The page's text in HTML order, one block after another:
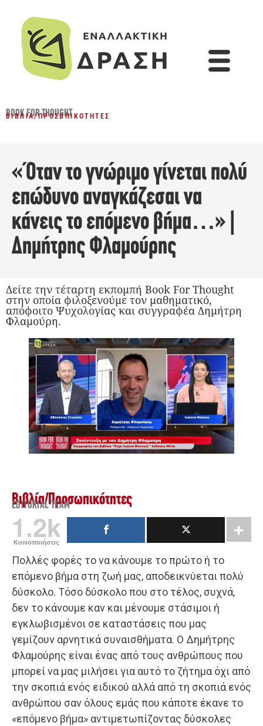
BOOK FOR THOUGHT
ΒΙΒΛΊΑ/ΠΡΟΣΩΠΙΚΌΤΗΤΕΣ
«Όταν το γνώριμο γίνεται πολύ
επώδυνο αναγκάζεσαι να
κάνεις το επόμενο βήμα…» |
Δημήτρης Φλαμούρης
Δείτε την τέταρτη εκπομπή Book For Thought
στην οποία φιλοξενούμε τον μαθηματικό,
απόφοιτο Ψυχολογίας και συγγραφέα Δημήτρη
Φλαμούρη.
Βιβλία/Προσωπικότητες
EDITORIAL TEAM
1.2k
Κοινοποιήσεις
Πολλές φορές το να κάνουμε το πρώτο ή το
επόμενο βήμα στη ζωή μας, αποδεικνύεται πολύ
δύσκολο. Τόσο δύσκολο που στο τέλος, συχνά,
δεν το κάνουμε καν και μένουμε στάσιμοι ή
εγκλωβισμένοι σε καταστάσεις που μας
γεμίζουν αρνητικά συναισθήματα. Ο Δημήτρης
Φλαμούρης είναι ένας από τους ανθρώπους που
μπορεί να μας μιλήσει για αυτό το ζήτημα όχι από
την σκοπιά ενός ειδικού αλλά από τη σκοπιά ενός
ανθρώπου σαν όλους εμάς που κάποτε έκανε το
«επόμενο βήμα» αντιμετωπίζοντας δύσκολες